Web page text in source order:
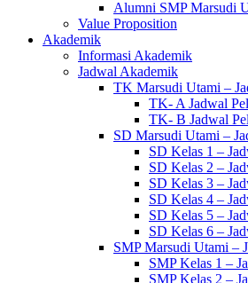
Alumni SMP Marsudi
Value Proposition
Akademik
Informasi Akademik
Jadwal Akademik
TK Marsudi Utami –
TK- A Jadwal
TK- B Jadwal
SD Marsudi Utami –
SD Kelas 1 –
SD Kelas 2 –
SD Kelas 3 –
SD Kelas 4 –
SD Kelas 5 –
SD Kelas 6 –
SMP Marsudi Utami –
SMP Kelas 1 –
SMP Kelas 2 –